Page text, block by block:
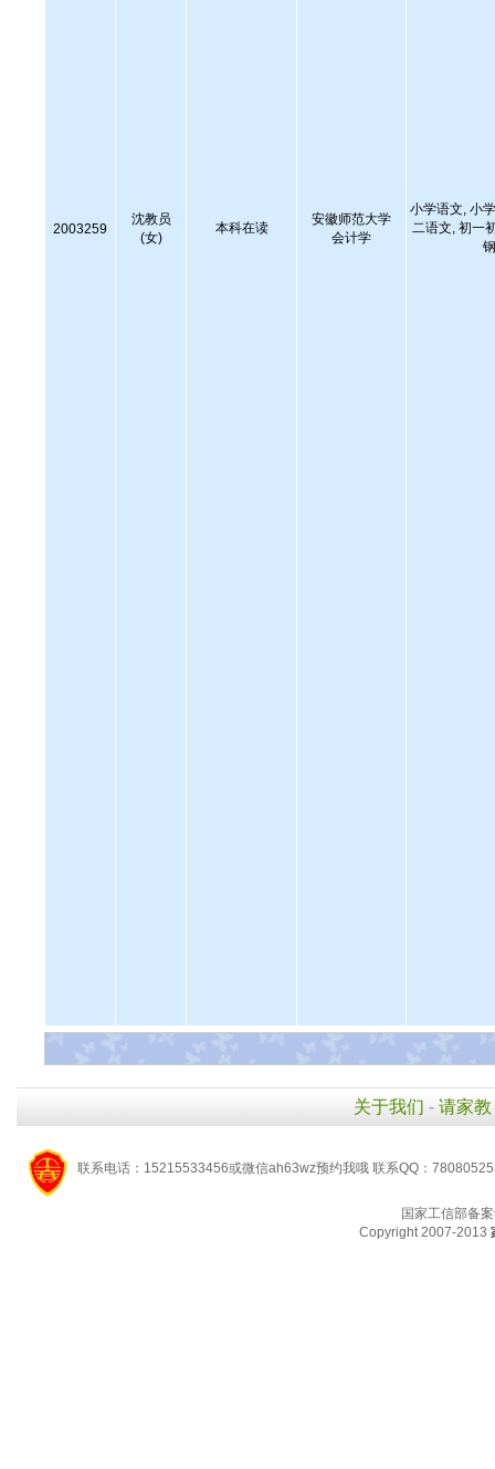
2003259
沈教员
(女)
本科在读
安徽师范大学
会计学
小学语文, 小
二语文, 初一
关于我们 - 请家教
联系电话：15215533456或微信ah63wz预约我哦 联系QQ：
国家工信部备
Copyright 2007-2013